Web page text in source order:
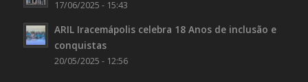
17/06/2025 - 15:43
ARIL Iracemápolis celebra 18 Anos de inclusão e
conquistas
20/05/2025 - 12:56